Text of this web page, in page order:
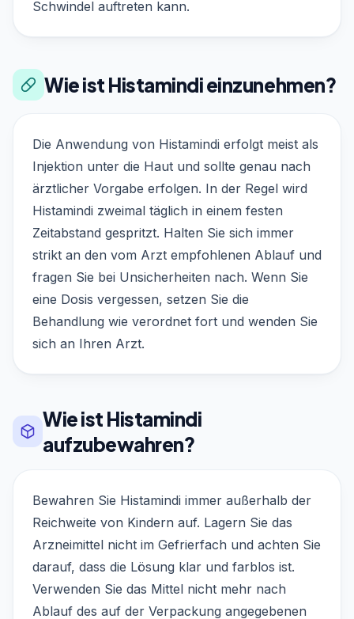
Schwindel auftreten kann.
Wie ist Histamindi einzunehmen?
Die Anwendung von Histamindi erfolgt meist als
Injektion unter die Haut und sollte genau nach
ärztlicher Vorgabe erfolgen. In der Regel wird
Histamindi zweimal täglich in einem festen
Zeitabstand gespritzt. Halten Sie sich immer
strikt an den vom Arzt empfohlenen Ablauf und
fragen Sie bei Unsicherheiten nach. Wenn Sie
eine Dosis vergessen, setzen Sie die
Behandlung wie verordnet fort und wenden Sie
sich an Ihren Arzt.
Wie ist Histamindi
aufzubewahren?
Bewahren Sie Histamindi immer außerhalb der
Reichweite von Kindern auf. Lagern Sie das
Arzneimittel nicht im Gefrierfach und achten Sie
darauf, dass die Lösung klar und farblos ist.
Verwenden Sie das Mittel nicht mehr nach
Ablauf des auf der Verpackung angegebenen